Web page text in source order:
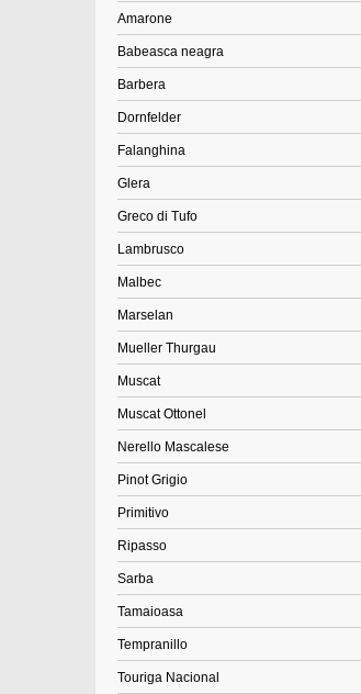
Amarone
Babeasca neagra
Barbera
Dornfelder
Falanghina
Glera
Greco di Tufo
Lambrusco
Malbec
Marselan
Mueller Thurgau
Muscat
Muscat Ottonel
Nerello Mascalese
Pinot Grigio
Primitivo
Ripasso
Sarba
Tamaioasa
Tempranillo
Touriga Nacional